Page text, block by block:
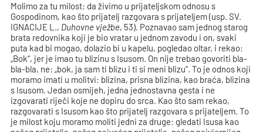
Molimo za tu milost: da živimo u prijateljskom odnosu s
Gospodinom, kao što prijatelj razgovara s prijateljem (usp. SV.
IGNACIJE L., Duhovne vježbe, 53). Poznavao sam jednog starog
brata redovnika koji je bio vratar u jednom zavodu i on, svaki
puta kad bi mogao, dolazio bi u kapelu, pogledao oltar, i rekao:
„Bok“, jer je imao tu blizinu s Isusom. On nije trebao govoriti bla-
bla-bla, ne: „bok, ja sam ti blizu i ti si meni blizu“. To je odnos koji
moramo imati u molitvi: blizina, prisna blizina, kao braća, blizina
s Isusom. Jedan osmijeh, jedna jednostavna gesta i ne
izgovarati riječi koje ne dopiru do srca. Kao što sam rekao,
razgovarati s Isusom kao što prijatelj razgovara s prijateljem. To
je milost koju moramo moliti jedni za druge: gledati Isusa kao